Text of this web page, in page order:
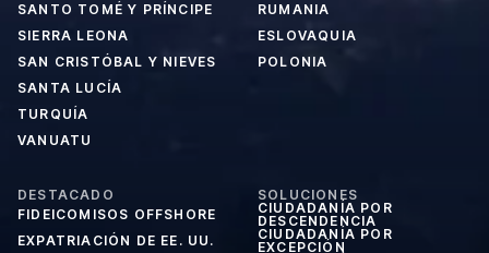
SANTO TOMÉ Y PRÍNCIPE
SIERRA LEONA
SAN CRISTÓBAL Y NIEVES
SANTA LUCÍA
TURQUÍA
VANUATU
RUMANIA
ESLOVAQUIA
POLONIA
DESTACADO
FIDEICOMISOS OFFSHORE
EXPATRIACIÓN DE EE. UU.
SOLUCIONES
CIUDADANÍA POR
DESCENDENCIA
CIUDADANÍA POR
EXCEPCIÓN